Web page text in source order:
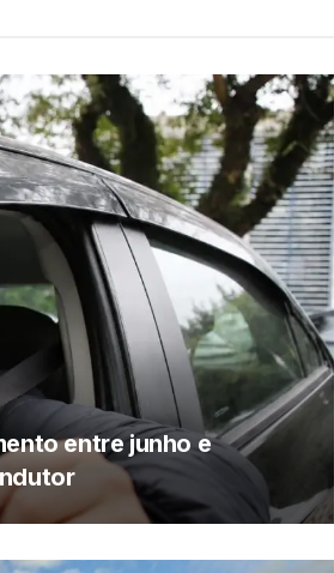
entre junho e